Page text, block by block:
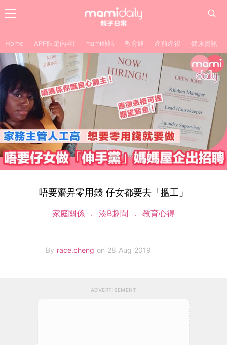
Home APP限定內容! mami熱話 教育路 產前產後 健康資訊
唔要齋畀零用錢 仔女都要去「搵工」
家庭關係 湊B趣聞 教育心得
By race.cheng on 28 Aug 2019
ADVERTISEMENT